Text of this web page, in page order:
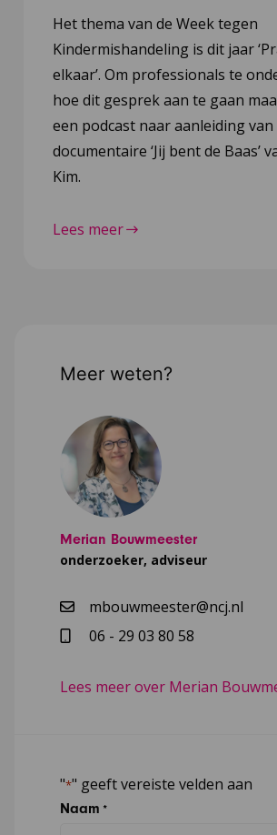
Het thema van de Week tegen
Kindermishandeling is dit jaar
elkaar’. Om professionals te
hoe dit gesprek aan te gaan
een podcast naar aanleiding van
documentaire ‘Jij bent de Baas’
Kim.
Lees meer
Meer weten?
Merian Bouwmeester
onderzoeker, adviseur
mbouwmeester@ncj.nl
06 - 29 03 80 58
Lees meer over Merian
"*" geeft vereiste velden aan
Naam *